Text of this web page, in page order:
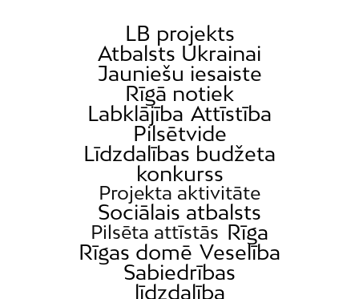
LB projekts
Atbalsts Ukrainai
Jauniešu iesaiste
Rīgā notiek
Labklājība Attīstība
Pilsētvide
Līdzdalības budžeta
konkurss
Projekta aktivitāte
Sociālais atbalsts
Pilsēta attīstās Rīga
Rīgas domē Veselība
Sabiedrības
līdzdalība